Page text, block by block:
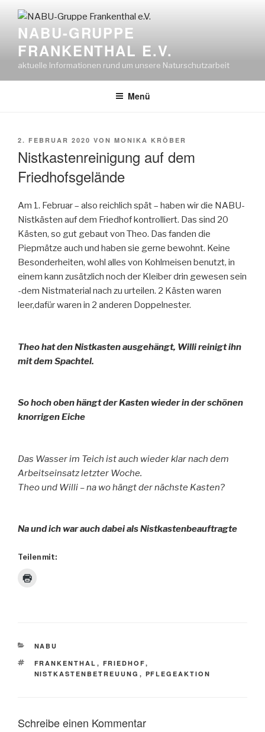
Inhalt
springenNABU-GRUPPE
FRANKENTHAL E.V.
aktuelle Informationen rund um unsere Naturschutzarbeit
Menü
VERÖFFENTLICHT
2. FEBRUAR 2020 VON MONIKA KRÖBER
Nistkastenreinigung auf dem
Friedhofsgelände
Am 1. Februar – also reichlich spät – haben wir die NABU-
Nistkästen auf dem Friedhof kontrolliert. Das sind 20
Kästen, so gut gebaut von Theo. Das fanden die
Piepmätze auch und haben sie gerne bewohnt. Keine
Besonderheiten, wohl alles von Kohlmeisen benutzt, in
einem kann zusätzlich noch der Kleiber drin gewesen sein
-dem Nistmaterial nach zu urteilen. 2 Kästen waren
leer,dafür waren in 2 anderen Doppelnester.
Theo hat den Nistkasten ausgehängt, Willi reinigt ihn
mit dem Spachtel.
So hoch oben hängt der Kasten wieder in der schönen
knorrigen Eiche
Das Wasser im Teich ist auch wieder klar nach dem
Arbeitseinsatz letzter Woche.
Theo und Willi – na wo hängt der nächste Kasten?
Na und ich war auch dabei als Nistkastenbeauftragte
Teilen mit:
KATEGORIEN
NABU
SCHLAGWÖRTER
FRANKENTHAL , FRIEDHOF,
NISTKASTENBETREUUNG , PFLEGEAKTION
Schreibe einen Kommentar